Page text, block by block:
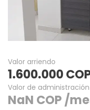
Valor arriendo
1.600.000
Valor de administración
NaN COP /